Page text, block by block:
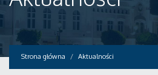
Strona główna Aktualności